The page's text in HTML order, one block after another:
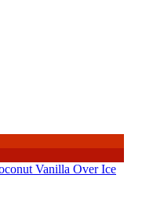
Vanilla Over Ice